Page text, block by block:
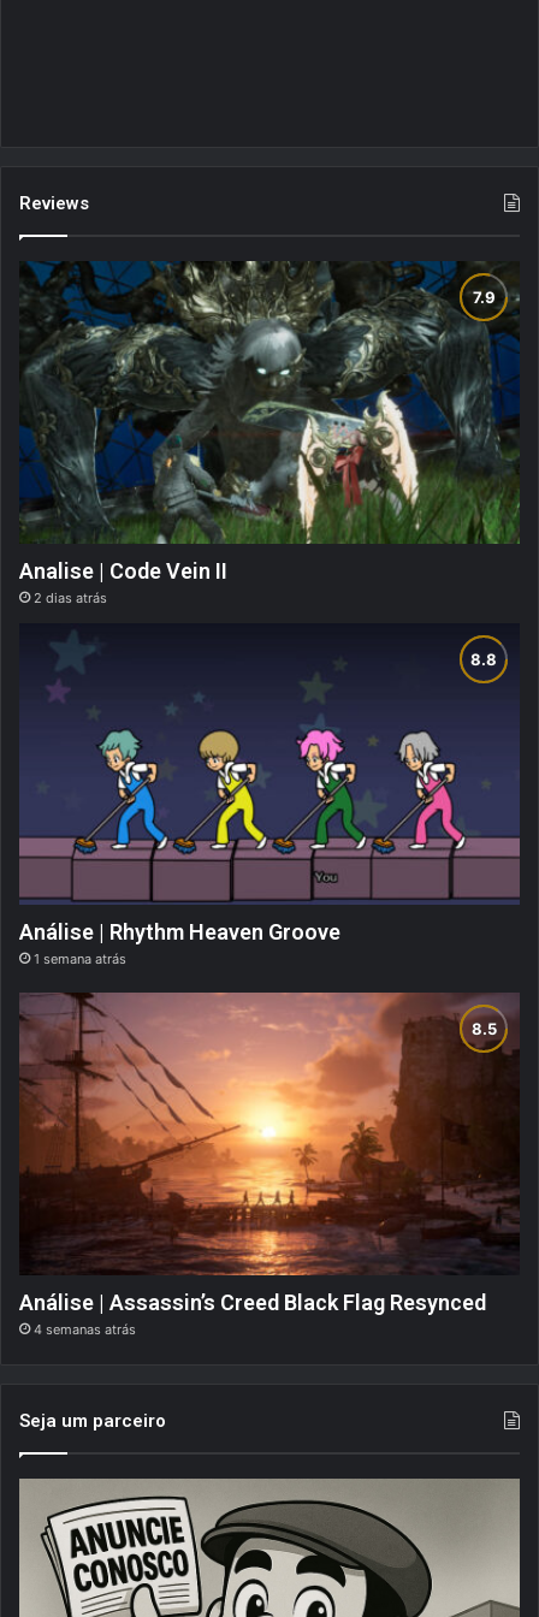
Reviews
Analise | Code Vein II
2 dias atrás
Análise | Rhythm Heaven Groove
1 semana atrás
Análise | Assassin’s Creed Black Flag Resynced
4 semanas atrás
Seja um parceiro